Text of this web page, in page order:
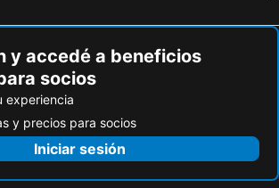
Conkers
y accedé a beneficios
socios
experiencia
y precios para socios
Iniciar sesión